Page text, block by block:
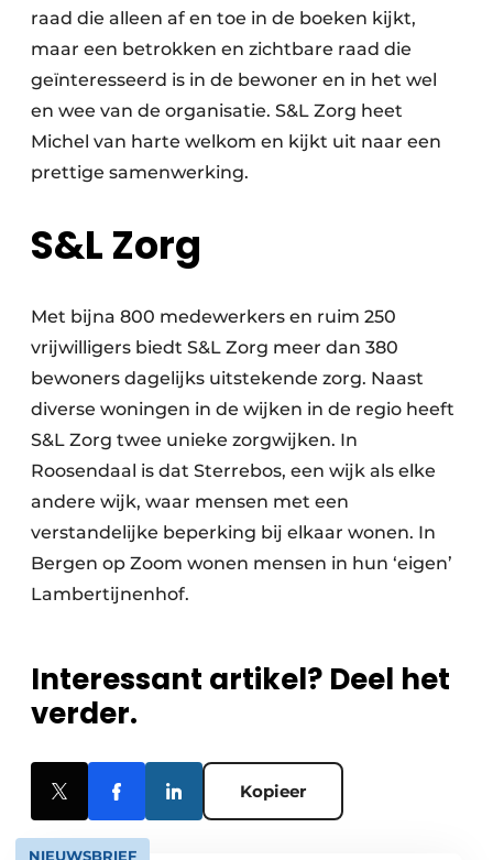
raad die alleen af en toe in de boeken kijkt,
maar een betrokken en zichtbare raad die
geïnteresseerd is in de bewoner en in het wel
en wee van de organisatie. S&L Zorg heet
Michel van harte welkom en kijkt uit naar een
prettige samenwerking.
S&L Zorg
Met bijna 800 medewerkers en ruim 250
vrijwilligers biedt S&L Zorg meer dan 380
bewoners dagelijks uitstekende zorg. Naast
diverse woningen in de wijken in de regio heeft
S&L Zorg twee unieke zorgwijken. In
Roosendaal is dat Sterrebos, een wijk als elke
andere wijk, waar mensen met een
verstandelijke beperking bij elkaar wonen. In
Bergen op Zoom wonen mensen in hun ‘eigen’
Lambertijnenhof.
Interessant artikel? Deel het
verder.
Kopieer
NIEUWSBRIEF